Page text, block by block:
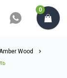
0
Wood